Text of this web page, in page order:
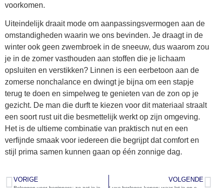
voorkomen.
Uiteindelijk draait mode om aanpassingsvermogen aan de
omstandigheden waarin we ons bevinden. Je draagt in de
winter ook geen zwembroek in de sneeuw, dus waarom zou
je in de zomer vasthouden aan stoffen die je lichaam
opsluiten en verstikken? Linnen is een eerbetoon aan de
zomerse nonchalance en dwingt je bijna om een stapje
terug te doen en simpelweg te genieten van de zon op je
gezicht. De man die durft te kiezen voor dit materiaal straalt
een soort rust uit die besmettelijk werkt op zijn omgeving.
Het is de ultieme combinatie van praktisch nut en een
verfijnde smaak voor iedereen die begrijpt dat comfort en
stijl prima samen kunnen gaan op één zonnige dag.
VORIGE VOLGENDE